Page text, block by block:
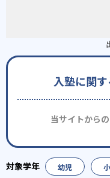
入塾に関
当サイトから
幼児